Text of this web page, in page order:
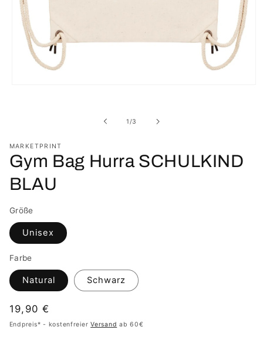
1 /von
3
MARKETPRINT
Gym Bag Hurra SCHULKIND
BLAU
Größe
Unisex
Farbe
Natural Schwarz
Normaler
Preis
19,90 €
Endpreis* - kostenfreierVersand ab 60€